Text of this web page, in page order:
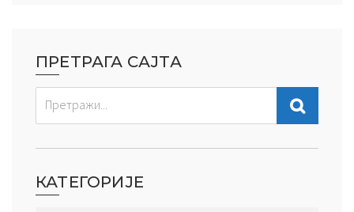
ПРЕТРАГА САЈТА
КАТЕГОРИЈЕ